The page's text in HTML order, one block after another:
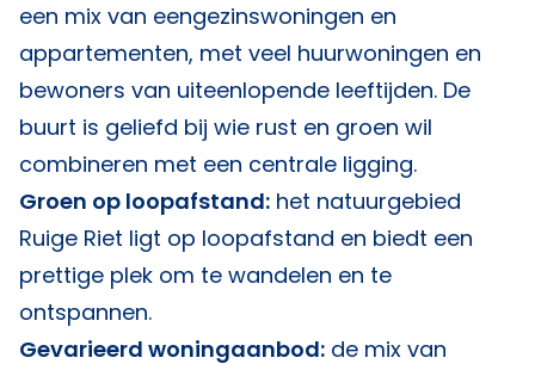
een mix van eengezinswoningen en
appartementen, met veel huurwoningen en
bewoners van uiteenlopende leeftijden. De
buurt is geliefd bij wie rust en groen wil
combineren met een centrale ligging.
Groen op loopafstand: het natuurgebied
Ruige Riet ligt op loopafstand en biedt een
prettige plek om te wandelen en te
ontspannen.
Gevarieerd woningaanbod: de mix van